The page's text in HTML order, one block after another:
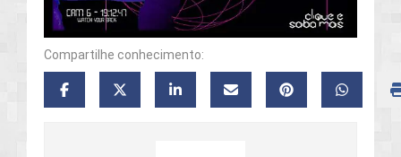
Compartilhe conhecimento: